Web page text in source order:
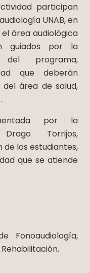
participan
UNAB, en
área audiológica
guiados por la
programa,
que deberán
área de salud,
por la
Torrijos,
los estudiantes,
que se atiende
Fonoaudiología,